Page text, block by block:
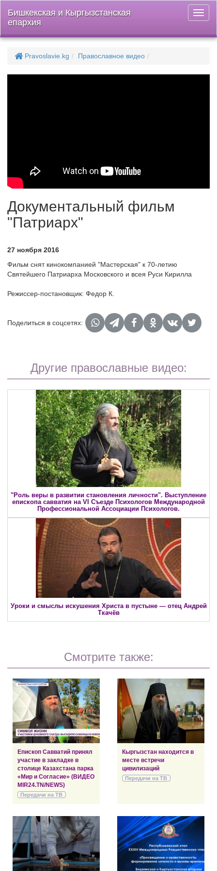
меню
Бишкекская и Кыргызстанская
епархия
Pravoslavie.kg Православное видео
Документальный фильм
"Патриарх"
27 ноября 2016
Фильм снят кинокомпанией "Мастерская" к 70-летию
Святейшего Патриарха Московского и всея Руси Кирилла
Режиссер-постановщик: Федор К.
Поделиться в соцсетях:
Другие православные видео:
"Роль веры в развитии становления личности". Выступление
епископа савватия на VI Съезде Психологов Международной
Профессиональной Ассоциации Психологов.
Уроки и смыслы искушения Христа в пустыне — отец Андрей
Ткачёв
Смотрите также:
Епископ Савватий принял
участие в закладке в
столице Казахстана парка
«Мир и Согласие» (ВИДЕО
MIR24.TN/NEWS)
Передачи на ТВ
Кыргызстан находится в
месте встречи
цивилизаций
Передачи на ТВ